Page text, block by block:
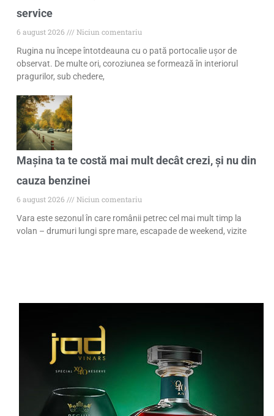
service
6 august 2026
Niciun comentariu
Rugina nu începe întotdeauna cu o pată portocalie ușor de
observat. De multe ori, coroziunea se formează în interiorul
pragurilor, sub chedere,
Mașina ta te costă mai mult decât crezi, și nu din
cauza benzinei
6 august 2026
Niciun comentariu
Vara este sezonul în care românii petrec cel mai mult timp la
volan – drumuri lungi spre mare, escapade de weekend, vizite